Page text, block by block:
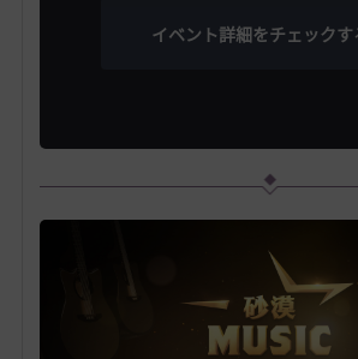
イベント詳細をチェックす